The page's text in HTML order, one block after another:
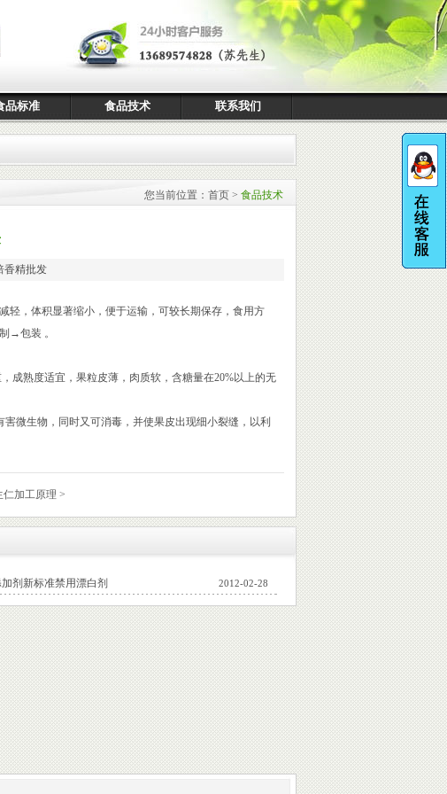
品标准 食品技术 联系我们
您当前位置： 首页 > 食品技术
香精批发
轻，体积显著缩小，便于运输，可较长期保存，食用方
→包装 。
成熟度适宜，果粒皮薄，肉质软，含糖量在20%以上的无
微生物，同时又可消毒，并使果皮出现细小裂缝，以利
仁加工原理 >
2012-02-28
剂新标准禁用漂白剂